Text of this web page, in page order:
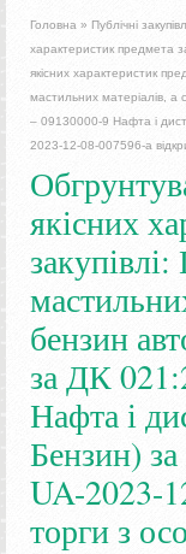
Головна » Публічні
характеристик предмета
якісних характеристик
мастильних матеріалів,
– 09130000-9 Нафта і
2023-12-08-007596-a
якісних
бензин
за ДК
Нафта і
Бензин)
UA-2023-
торги з